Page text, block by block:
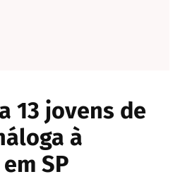
13 jovens de
à
SP